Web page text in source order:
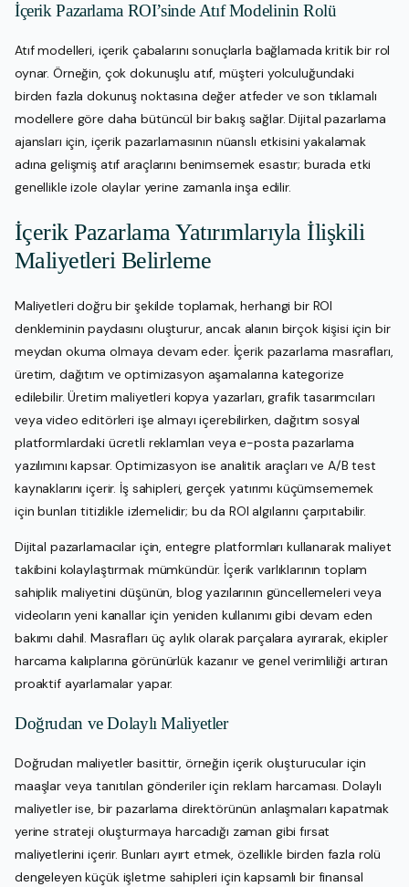
İçerik Pazarlama ROI’sinde Atıf Modelinin Rolü
Atıf modelleri, içerik çabalarını sonuçlarla bağlamada kritik bir rol
oynar. Örneğin, çok dokunuşlu atıf, müşteri yolculuğundaki
birden fazla dokunuş noktasına değer atfeder ve son tıklamalı
modellere göre daha bütüncül bir bakış sağlar. Dijital pazarlama
ajansları için, içerik pazarlamasının nüanslı etkisini yakalamak
adına gelişmiş atıf araçlarını benimsemek esastır; burada etki
genellikle izole olaylar yerine zamanla inşa edilir.
İçerik Pazarlama Yatırımlarıyla İlişkili
Maliyetleri Belirleme
Maliyetleri doğru bir şekilde toplamak, herhangi bir ROI
denkleminin paydasını oluşturur, ancak alanın birçok kişisi için bir
meydan okuma olmaya devam eder. İçerik pazarlama masrafları,
üretim, dağıtım ve optimizasyon aşamalarına kategorize
edilebilir. Üretim maliyetleri kopya yazarları, grafik tasarımcıları
veya video editörleri işe almayı içerebilirken, dağıtım sosyal
platformlardaki ücretli reklamları veya e-posta pazarlama
yazılımını kapsar. Optimizasyon ise analitik araçları ve A/B test
kaynaklarını içerir. İş sahipleri, gerçek yatırımı küçümsememek
için bunları titizlikle izlemelidir; bu da ROI algılarını çarpıtabilir.
Dijital pazarlamacılar için, entegre platformları kullanarak maliyet
takibini kolaylaştırmak mümkündür. İçerik varlıklarının toplam
sahiplik maliyetini düşünün, blog yazılarının güncellemeleri veya
videoların yeni kanallar için yeniden kullanımı gibi devam eden
bakımı dahil. Masrafları üç aylık olarak parçalara ayırarak, ekipler
harcama kalıplarına görünürlük kazanır ve genel verimliliği artıran
proaktif ayarlamalar yapar.
Doğrudan ve Dolaylı Maliyetler
Doğrudan maliyetler basittir, örneğin içerik oluşturucular için
maaşlar veya tanıtılan gönderiler için reklam harcaması. Dolaylı
maliyetler ise, bir pazarlama direktörünün anlaşmaları kapatmak
yerine strateji oluşturmaya harcadığı zaman gibi fırsat
maliyetlerini içerir. Bunları ayırt etmek, özellikle birden fazla rolü
dengeleyen küçük işletme sahipleri için kapsamlı bir finansal